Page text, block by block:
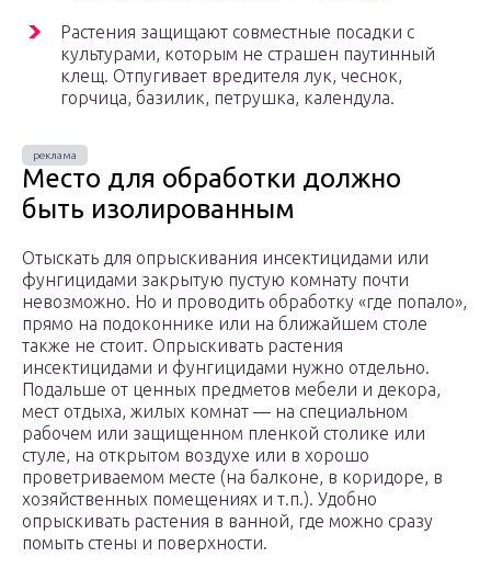
Растения защищают совместные посадки с
культурами, которым не страшен паутинный
клещ. Отпугивает вредителя лук, чеснок,
горчица, базилик, петрушка, календула.
Место для обработки должно
быть изолированным
Отыскать для опрыскивания инсектицидами или
фунгицидами закрытую пустую комнату почти
невозможно. Но и проводить обработку «где попало»,
прямо на подоконнике или на ближайшем столе
также не стоит. Опрыскивать растения
инсектицидами и фунгицидами нужно отдельно.
Подальше от ценных предметов мебели и декора,
мест отдыха, жилых комнат — на специальном
рабочем или защищенном пленкой столике или
стуле, на открытом воздухе или в хорошо
проветриваемом месте (на балконе, в коридоре, в
хозяйственных помещениях и т.п.). Удобно
опрыскивать растения в ванной, где можно сразу
помыть стены и поверхности.